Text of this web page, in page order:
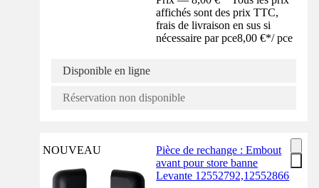
affichés sont des prix TTC,
frais de livraison en sus si
nécessaire par pce8,00 €*/ pce
Disponible en ligne
Réservation non disponible
NOUVEAU
Pièce de rechange : Embout
avant pour store banne
Levante 12552792,12552866